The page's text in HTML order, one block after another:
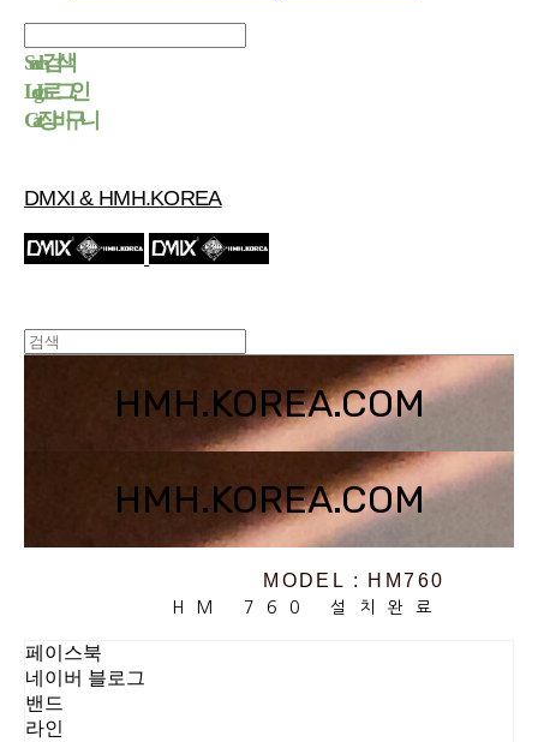
Search검색
Log In로그인
Cart장바구니
DMXI & HMH.KOREA
HMH.KOREA.COM
HMH.KOREA.COM
MODEL : HM760
HM 760 설치완료
페이스북
네이버 블로그
밴드
라인